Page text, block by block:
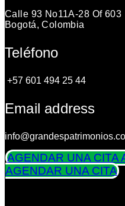
Calle 93 No11A-28 Of 603
Bogotá, Colombia
Teléfono
+57 601 494 25 44
Email address
info@grandespatrimonios.co
AGENDAR UNA CITA
AGENDAR UNA CITA